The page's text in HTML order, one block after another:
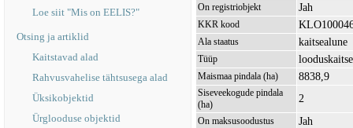
Loe siit "Mis on EELIS?"
Otsing ja artiklid
Kaitstavad alad
Rahvusvahelise tähtsusega alad
Üksikobjektid
Ürglooduse objektid
On registriobjekt Jah
KKR kood
Ala staatus kaitsealune
Tüüp
Maismaa pindala (ha) 8838,9
Siseveekogude pindala
(ha)
2
On maksusoodustus Jah